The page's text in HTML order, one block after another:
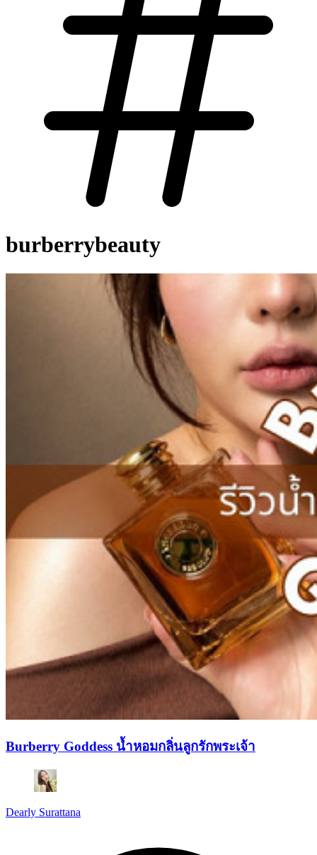
burberrybeauty
Burberry Goddess น้ำหอมกลิ่นลูกรักพระเจ้า
Dearly Surattana